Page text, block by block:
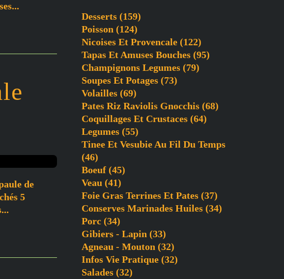
de
5
Desserts (159)
Poisson (124)
Nicoises Et Provencale (122)
Tapas Et Amuses Bouches (95)
Champignons Legumes (79)
Soupes Et Potages (73)
Volailles (69)
Pates Riz Raviolis Gnocchis (68)
Coquillages Et Crustaces (64)
Legumes (55)
Tinee Et Vesubie Au Fil Du Temps
(46)
Boeuf (45)
Veau (41)
Foie Gras Terrines Et Pates (37)
Conserves Marinades Huiles (34)
Porc (34)
Gibiers - Lapin (33)
Agneau - Mouton (32)
Infos Vie Pratique (32)
Salades (32)